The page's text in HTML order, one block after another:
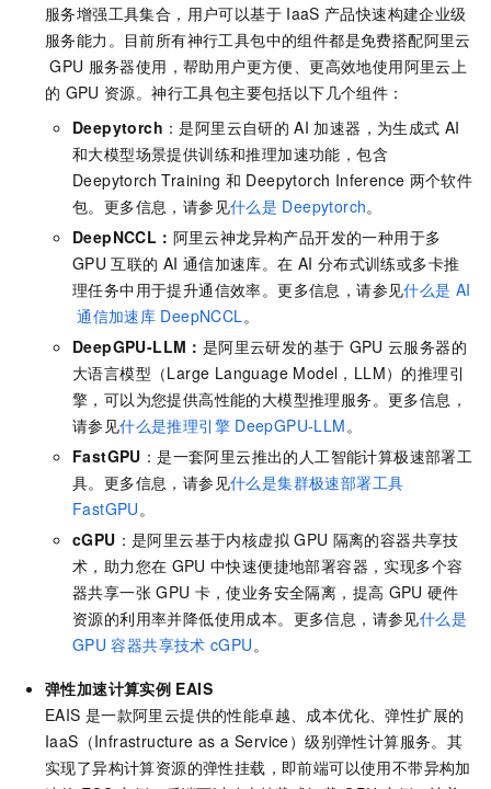
服务增强工具集合，用户可以基于 IaaS 产品快速构建企业级
服务能力。目前所有神行工具包中的组件都是免费搭配阿里云
GPU 服务器使用，帮助用户更方便、更高效地使用阿里云上
的 GPU 资源。神行工具包主要包括以下几个组件：
Deepytorch ：是阿里云自研的 AI 加速器，为生成式 AI
和大模型场景提供训练和推理加速功能，包含
Deepytorch Training 和 Deepytorch Inference 两个软件
包。更多信息，请参见什么是 Deepytorch。
DeepNCCL： 阿里云神龙异构产品开发的一种用于多
GPU 互联的 AI 通信加速库。在 AI 分布式训练或多卡推
理任务中用于提升通信效率。更多信息，请参见什么是 AI
通信加速库 DeepNCCL。
DeepGPU-LLM： 是阿里云研发的基于 GPU 云服务器的
大语言模型（Large Language Model，LLM）的推理引
擎，可以为您提供高性能的大模型推理服务。更多信息，
请参见什么是推理引擎 DeepGPU-LLM。
FastGPU ：是一套阿里云推出的人工智能计算极速部署工
具。更多信息，请参见什么是集群极速部署工具
FastGPU。
cGPU ：是阿里云基于内核虚拟 GPU 隔离的容器共享技
术，助力您在 GPU 中快速便捷地部署容器，实现多个容
器共享一张 GPU 卡，使业务安全隔离，提高 GPU 硬件
资源的利用率并降低使用成本。更多信息，请参见什么是
GPU 容器共享技术 cGPU。
弹性加速计算实例 EAIS
EAIS 是一款阿里云提供的性能卓越、成本优化、弹性扩展的
IaaS（Infrastructure as a Service）级别弹性计算服务。其
实现了异构计算资源的弹性挂载，即前端可以使用不带异构加